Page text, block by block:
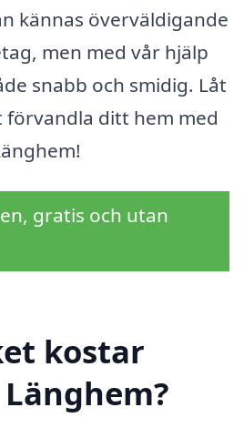
kännas överväldigande
men med vår hjälp
snabb och smidig. Låt
förvandla ditt hem med
gratis och utan
kostar